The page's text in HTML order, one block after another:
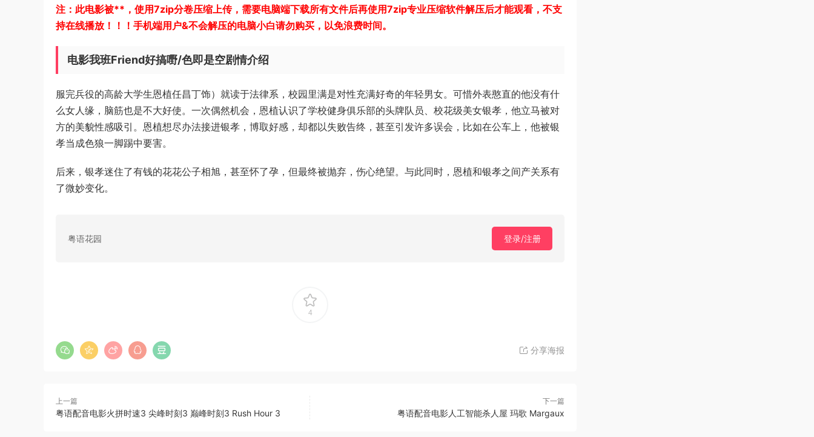
注：此电影被**，使用7zip分卷压缩上传，需要电脑端下载所有文件后再使用7zip专业压缩软件解压后才能观看，不支
持在线播放！！！手机端用户&不会解压的电脑小白请勿购买，以免浪费时间。
电影我班Friend好搞嘢/色即是空剧情介绍
服完兵役的高龄大学生恩植任昌丁饰）就读于法律系，校园里满是对性充满好奇的年轻男女。可惜外表憨直的他没有什
么女人缘，脑筋也是不大好使。一次偶然机会，恩植认识了学校健身俱乐部的头牌队员、校花级美女银孝，他立马被对
方的美貌性感吸引。恩植想尽办法接进银孝，博取好感，却都以失败告终，甚至引发许多误会，比如在公车上，他被银
孝当成色狼一脚踢中要害。
后来，银孝迷住了有钱的花花公子相旭，甚至怀了孕，但最终被抛弃，伤心绝望。与此同时，恩植和银孝之间产关系有
了微妙变化。
粤语花园 登录/注册
4
分享海报
上一篇
粤语配音电影火拼时速3 尖峰时刻3 巅峰时刻3 Rush Hour 3
下一篇
粤语配音电影人工智能杀人屋 玛歌 Margaux